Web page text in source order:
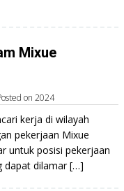
Mixue
on 2024
kerja di wilayah
pekerjaan Mixue
untuk posisi pekerjaan
dapat dilamar […]